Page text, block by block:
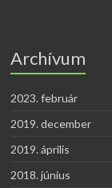
Archívum
2023. február
2019. december
2019. április
2018. június